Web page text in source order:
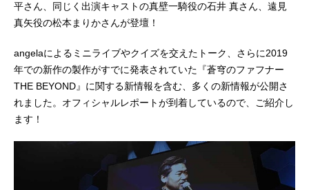
平さん、同じく出演キャストの真壁一騎役の石井 真さん、遠見
真矢役の松本まりかさんが登壇！
angelaによるミニライブやクイズを交えたトーク、さらに2019
年での新作の製作がすでに発表されていた『蒼穹のファフナー
THE BEYOND』に関する新情報を含む、多くの新情報が公開さ
れました。オフィシャルレポートが到着しているので、ご紹介し
ます！